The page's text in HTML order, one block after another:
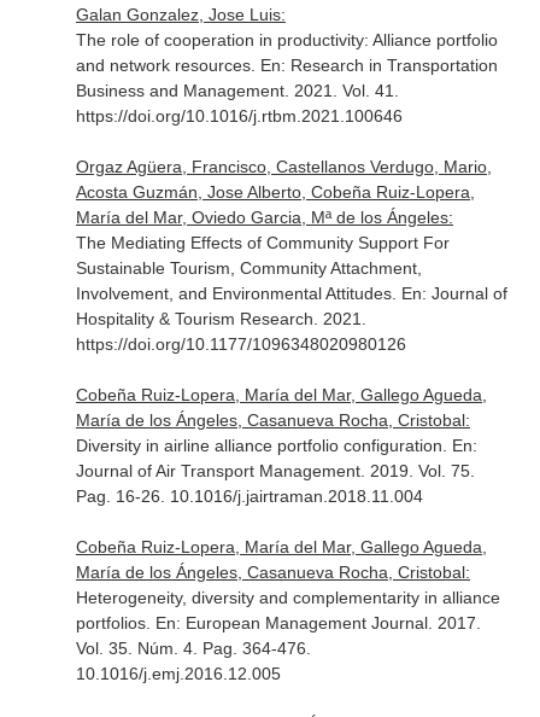
Galan Gonzalez, Jose Luis:
The role of cooperation in productivity: Alliance portfolio
and network resources. En: Research in Transportation
Business and Management. 2021. Vol. 41.
https://doi.org/10.1016/j.rtbm.2021.100646
Orgaz Agüera, Francisco, Castellanos Verdugo, Mario,
Acosta Guzmán, Jose Alberto, Cobeña Ruiz-Lopera,
María del Mar, Oviedo Garcia, Mª de los Ángeles:
The Mediating Effects of Community Support For
Sustainable Tourism, Community Attachment,
Involvement, and Environmental Attitudes. En: Journal of
Hospitality & Tourism Research . 2021.
https://doi.org/10.1177/1096348020980126
Cobeña Ruiz-Lopera, María del Mar, Gallego Agueda,
María de los Ángeles, Casanueva Rocha, Cristobal:
Diversity in airline alliance portfolio configuration. En:
Journal of Air Transport Management. 2019. Vol. 75.
Pag. 16-26. 10.1016/j.jairtraman.2018.11.004
Cobeña Ruiz-Lopera, María del Mar, Gallego Agueda,
María de los Ángeles, Casanueva Rocha, Cristobal:
Heterogeneity, diversity and complementarity in alliance
portfolios. En: European Management Journal. 2017.
Vol. 35. Núm. 4. Pag. 364-476.
10.1016/j.emj.2016.12.005